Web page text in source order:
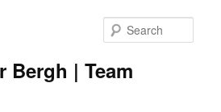
Bergh | Team